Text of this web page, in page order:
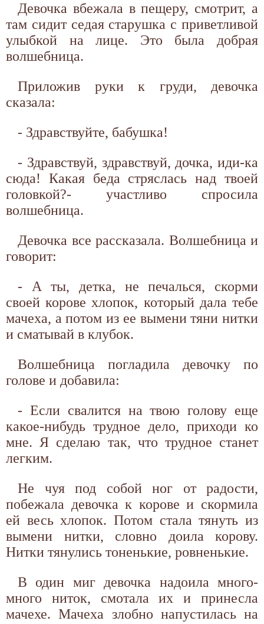
Девочка вбежала в пещеру, смотрит, а
там сидит седая старушка с приветливой
улыбкой на лице. Это была добрая
волшебница.
Приложив руки к груди, девочка
сказала:
- Здравствуйте, бабушка!
- Здравствуй, здравствуй, дочка, иди-ка
сюда! Какая беда стряслась над твоей
головкой?- участливо спросила
волшебница.
Девочка все рассказала. Волшебница и
говорит:
- А ты, детка, не печалься, скорми
своей корове хлопок, который дала тебе
мачеха, а потом из ее вымени тяни нитки
и сматывай в клубок.
Волшебница погладила девочку по
голове и добавила:
- Если свалится на твою голову еще
какое-нибудь трудное дело, приходи ко
мне. Я сделаю так, что трудное станет
легким.
Не чуя под собой ног от радости,
побежала девочка к корове и скормила
ей весь хлопок. Потом стала тянуть из
вымени нитки, словно доила корову.
Нитки тянулись тоненькие, ровненькие.
В один миг девочка надоила много-
много ниток, смотала их и принесла
мачехе. Мачеха злобно напустилась на